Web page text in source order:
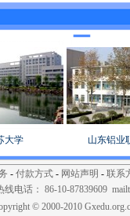
大学 山东铝业
- 付款方式- 网站声明 - 联系
线电话： 86-10-87839609
© 2000-2010